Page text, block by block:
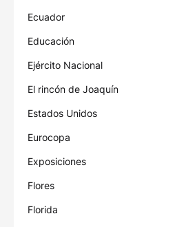
Ecuador
Educación
Ejército Nacional
El rincón de Joaquín
Estados Unidos
Eurocopa
Exposiciones
Flores
Florida